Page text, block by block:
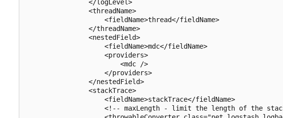
                </logLevel>
                <threadName>
                    <fieldName>thread</fieldName>
                </threadName>
                <nestedField>
                    <fieldName>mdc</fieldName>
                    <providers>
                        <mdc />
                    </providers>
                </nestedField>
                <stackTrace>
                    <fieldName>stackTrace</fieldName>
<!-- maxLength - limit the length of the